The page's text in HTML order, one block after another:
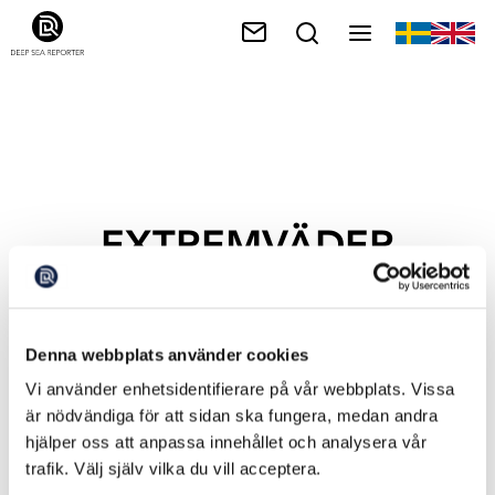
Denna webbplats använder cookies
Vi använder enhetsidentifierare på vår webbplats. Vissa
är nödvändiga för att sidan ska fungera, medan andra
hjälper oss att anpassa innehållet och analysera vår
trafik. Välj själv vilka du vill acceptera.
EXTREMVÄDER